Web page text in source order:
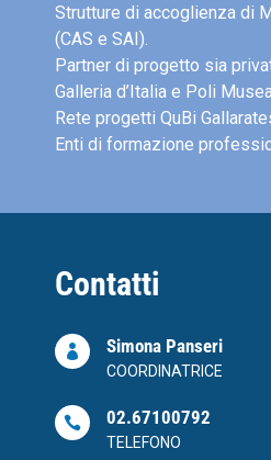
Strutture di accoglienza di
(CAS e SAI).
Partner di progetto sia
Galleria d’Italia e Poli
Rete progetti QuBi
Enti di formazione
Contatti
 Simona Panseri
COORDINATRICE
 02.67100792
TELEFONO